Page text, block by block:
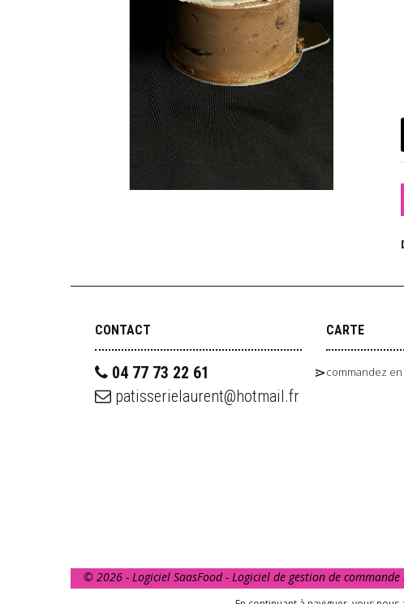
CONTACT
04 77 73 22 61
patisserielaurent@hotmail.fr
CARTE
commandez en
© 2026 - Logiciel SaasFood - Logiciel de gestion de